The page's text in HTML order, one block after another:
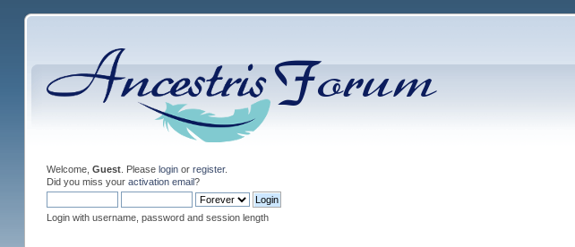
Welcome, Guest. Please loginor register.
Did you miss your activation email?
Login with username, password and session length